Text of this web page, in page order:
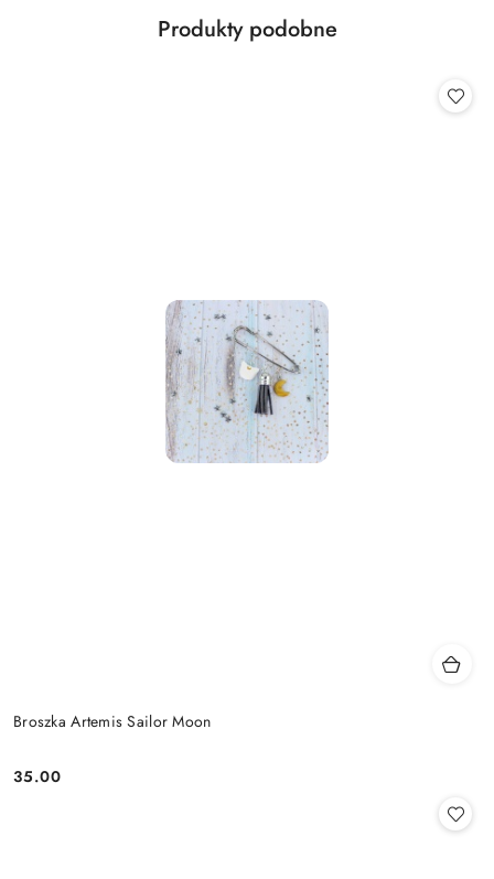
Pomiń karuzelę produktów
Produkty
Produkty podobne
Broszka Artemis Sailor Moon
Cena:
35.00